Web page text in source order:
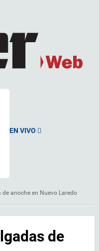
EN VIVO
anoche en Nuevo Laredo
de